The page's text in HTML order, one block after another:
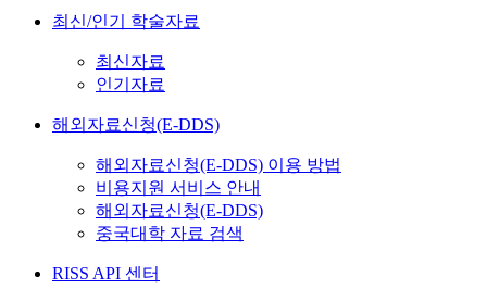
최신/인기 학술자료
최신자료
인기자료
해외자료신청(E-DDS)
해외자료신청(E-DDS) 이용 방법
비용지원 서비스 안내
해외자료신청(E-DDS)
중국대학 자료 검색
RISS API 센터